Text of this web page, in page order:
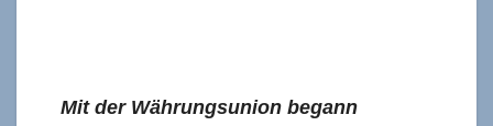
Mit der Währungsunion begann